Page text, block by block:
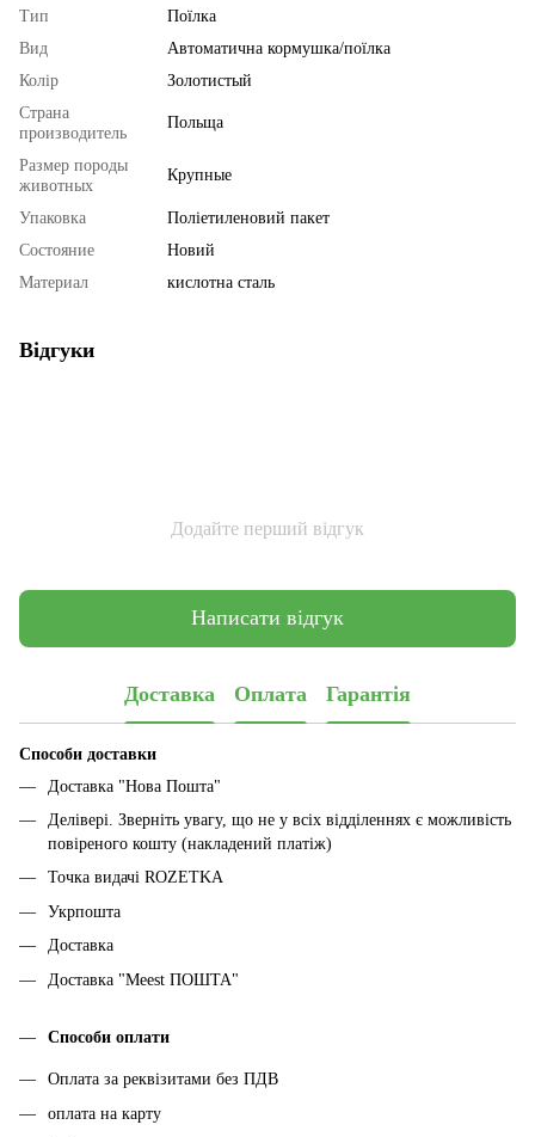
Тип
Поїлка
Вид
Автоматична кормушка/поїлка
Колір
Золотистый
Страна
производитель
Польща
Размер породы
животных
Крупные
Упаковка
Поліетиленовий пакет
Состояние
Новий
Материал
кислотна сталь
Відгуки
Додайте перший відгук
Написати відгук
Доставка Оплата Гарантія
Способи доставки
Доставка "Нова Пошта"
Делівері. Зверніть увагу, що не у всіх відділеннях є можливість
повіреного кошту (накладений платіж)
Точка видачі ROZETKA
Укрпошта
Доставка
Доставка "Meest ПОШТА"
Способи оплати
Оплата за реквізитами без ПДВ
оплата на карту